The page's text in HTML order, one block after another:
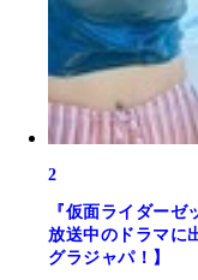
2
『仮面ライダー
放送中のドラマに
グラジャパ！】